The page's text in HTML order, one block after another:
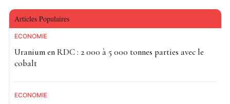
Articles Populaires
ECONOMIE
Uranium en RDC : 2 000 à 5 000 tonnes parties avec le
cobalt
ECONOMIE